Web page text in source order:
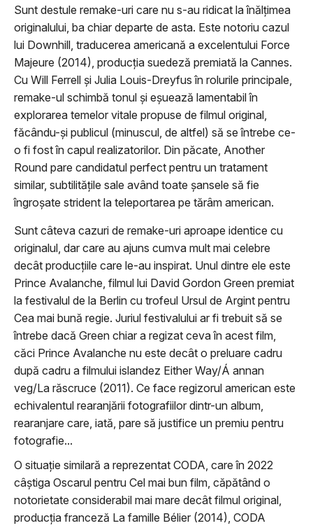
Sunt destule remake-uri care nu s-au ridicat la înălţimea
originalului, ba chiar departe de asta. Este notoriu cazul
lui Downhill, traducerea americană a excelentului Force
Majeure (2014), producţia suedeză premiată la Cannes.
Cu Will Ferrell şi Julia Louis-Dreyfus în rolurile principale,
remake-ul schimbă tonul şi eşuează lamentabil în
explorarea temelor vitale propuse de filmul original,
făcându-şi publicul (minuscul, de altfel) să se întrebe ce-
o fi fost în capul realizatorilor. Din păcate, Another
Round pare candidatul perfect pentru un tratament
similar, subtilităţile sale având toate şansele să fie
îngroşate strident la teleportarea pe tărâm american.
Sunt câteva cazuri de remake-uri aproape identice cu
originalul, dar care au ajuns cumva mult mai celebre
decât producţiile care le-au inspirat. Unul dintre ele este
Prince Avalanche, filmul lui David Gordon Green premiat
la festivalul de la Berlin cu trofeul Ursul de Argint pentru
Cea mai bună regie. Juriul festivalului ar fi trebuit să se
întrebe dacă Green chiar a regizat ceva în acest film,
căci Prince Avalanche nu este decât o preluare cadru
după cadru a filmului islandez Either Way/Á annan
veg/La răscruce (2011). Ce face regizorul american este
echivalentul rearanjării fotografiilor dintr-un album,
rearanjare care, iată, pare să justifice un premiu pentru
fotografie...
O situaţie similară a reprezentat CODA, care în 2022
câştiga Oscarul pentru Cel mai bun film, căpătând o
notorietate considerabil mai mare decât filmul original,
producţia franceză La famille Bélier (2014), CODA